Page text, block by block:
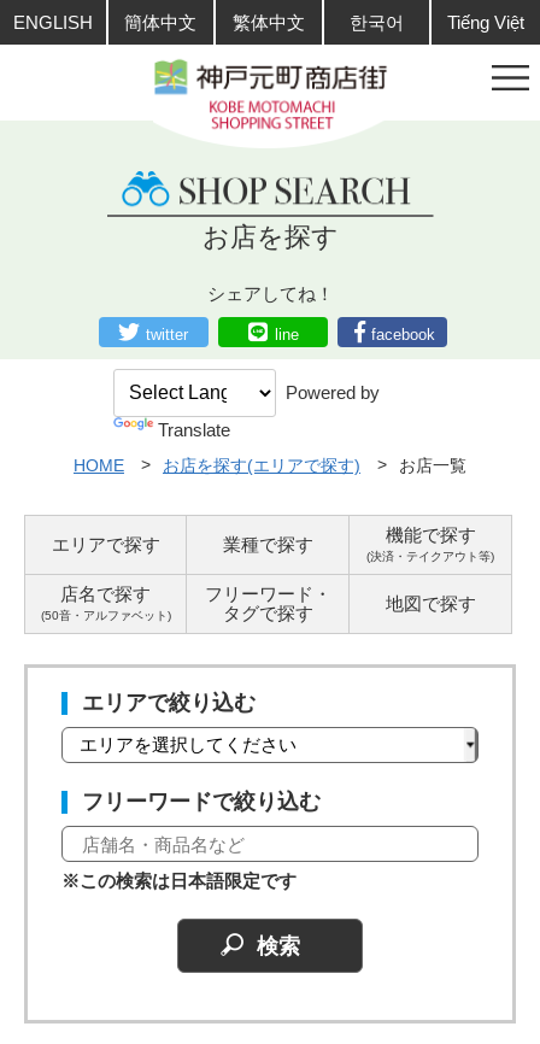
ENGLISH 簡体中文 繁体中文 한국어 Tiếng Việt
お店を探す
シェアしてね！
twitter line facebook
Powered by
Translate
HOME お店を探す(エリアで探す) お店一覧
エリアで探す 業種で探す 機能で探す
(決済・テイクアウト等)
店名で探す
(50音・アルファベット)
フリーワード・
タグで探す 地図で探す
エリアで絞り込む
フリーワードで絞り込む
※この検索は日本語限定です